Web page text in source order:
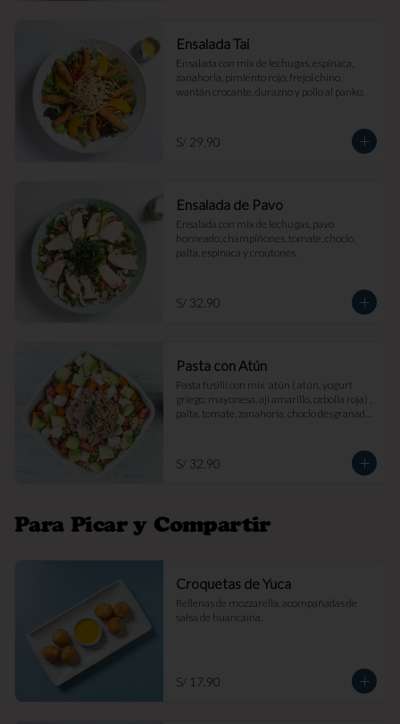
Ensalada Tai
Ensalada con mix de lechugas, espinaca,
zanahoria, pimiento rojo, frejol chino,
wantán crocante, durazno y pollo al panko.
S/ 29.90
Ensalada de Pavo
Ensalada con mix de lechugas, pavo
horneado, champiñones, tomate, choclo,
palta, espinaca y croutones.
S/ 32.90
Pasta con Atún
Pasta fusilli con mix  atún ( atún, yogurt
griego, mayonesa, aji amarillo, cebolla roja) ,
palta, tomate, zanahoria, choclo desgranado
S/ 32.90
Para Picar y Compartir
Croquetas de Yuca
Rellenas de mozzarella, acompañadas de
salsa de huancaína.
S/ 17.90